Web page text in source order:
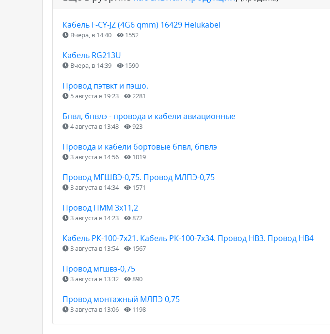
Кабель F-CY-JZ (4G6 qmm) 16429 Helukabel
Вчера, в 14:40 1552
Кабель RG213U
Вчера, в 14:39 1590
Провод пэтвкт и пэшо.
5 августа в 19:23 2281
Бпвл, бпвлэ - провода и кабели авиационные
4 августа в 13:43 923
Провода и кабели бортовые бпвл, бпвлэ
3 августа в 14:56 1019
Провод МГШВЭ-0,75. Провод МЛПЭ-0,75
3 августа в 14:34 1571
Провод ПММ 3х11,2
3 августа в 14:23 872
Кабель РК-100-7х21. Кабель РК-100-7х34. Провод НВ3. Провод НВ4
3 августа в 13:54 1567
Провод мгшвэ-0,75
3 августа в 13:32 890
Провод монтажный МЛПЭ 0,75
3 августа в 13:06 1198